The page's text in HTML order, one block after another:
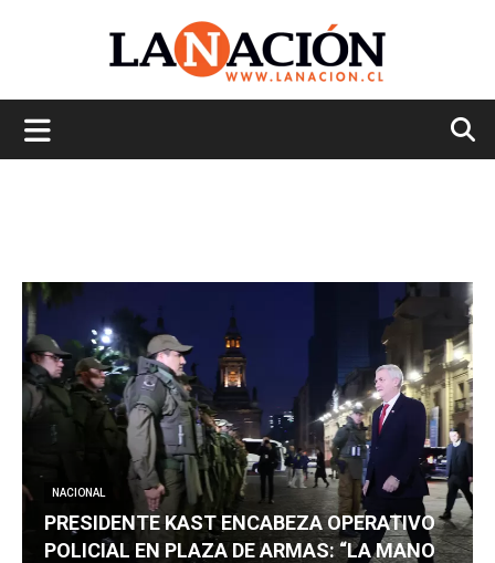
NACIONAL
PRESIDENTE KAST ENCABEZA OPERATIVO
POLICIAL EN PLAZA DE ARMAS: “LA MANO